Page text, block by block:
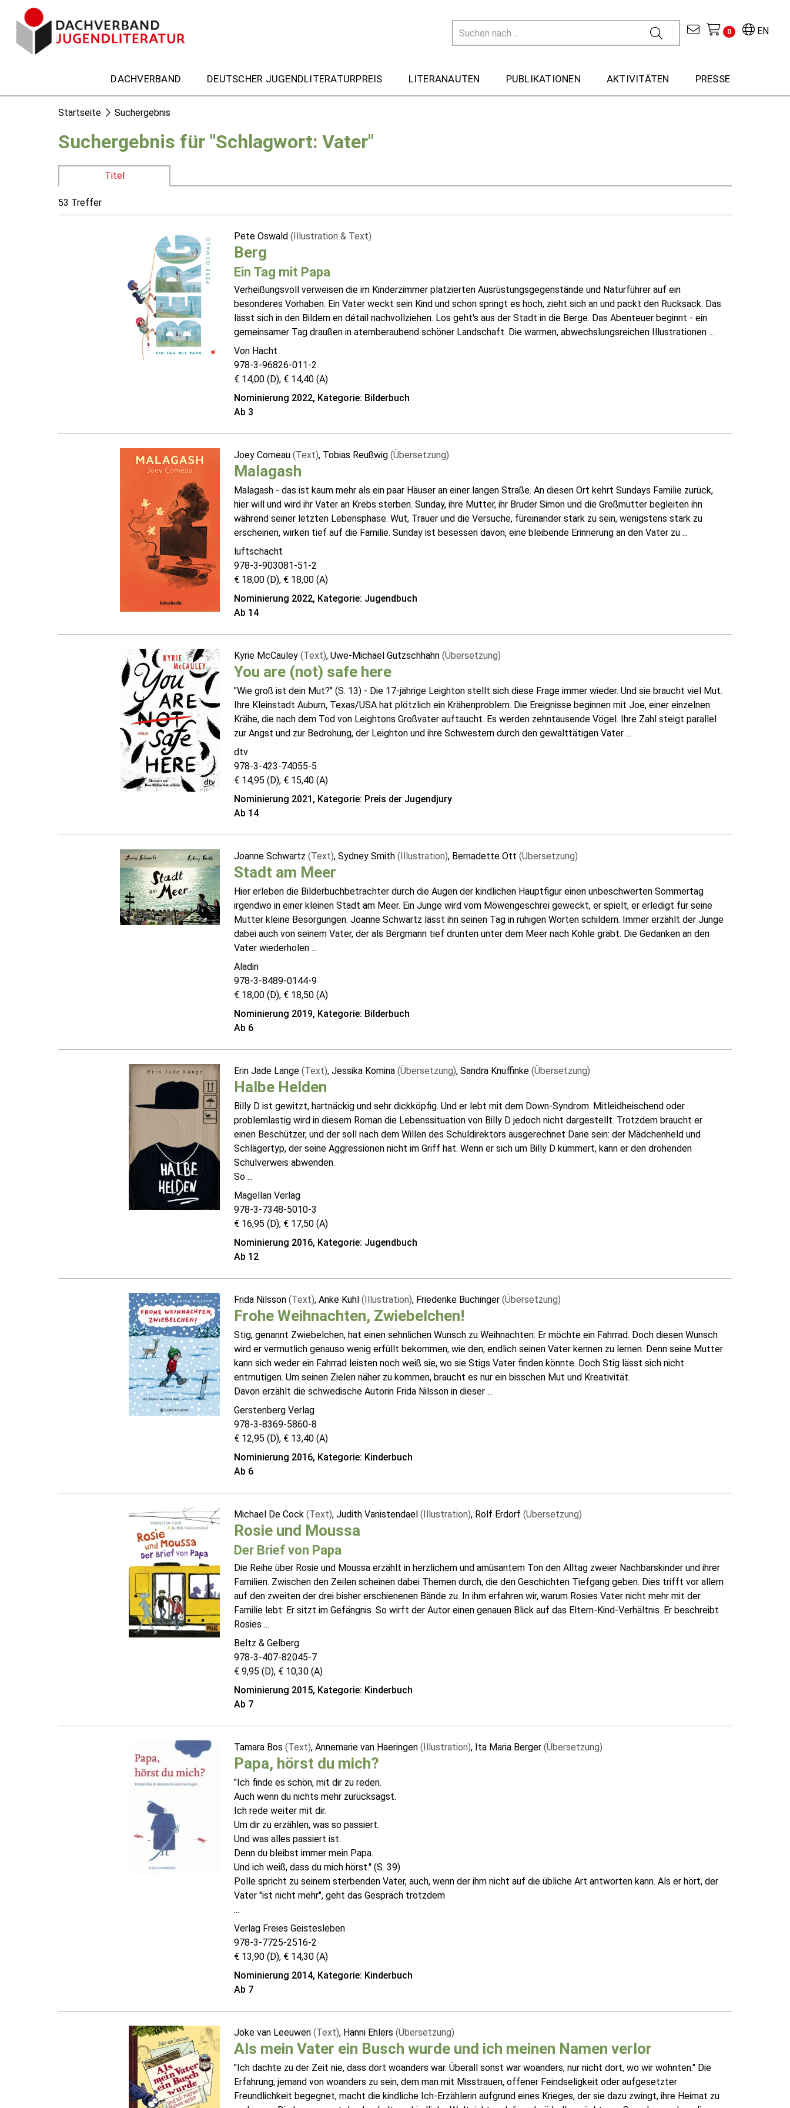
EN
0
DACHVERBAND DEUTSCHER JUGENDLITERATURPREIS LITERANAUTEN PUBLIKATIONEN AKTIVITÄTEN PRESSE
Startseite Suchergebnis
Suchergebnis für "Schlagwort: Vater"
Titel
53 Treffer
Pete Oswald (Illustration & Text)
Berg
Ein Tag mit Papa
Verheißungsvoll verweisen die im Kinderzimmer platzierten Ausrüstungsgegenstände und Naturführer auf ein
besonderes Vorhaben. Ein Vater weckt sein Kind und schon springt es hoch, zieht sich an und packt den Rucksack. Das
lässt sich in den Bildern en détail nachvollziehen. Los geht's aus der Stadt in die Berge. Das Abenteuer beginnt - ein
gemeinsamer Tag draußen in atemberaubend schöner Landschaft. Die warmen, abwechslungsreichen Illustrationen ...
Von Hacht
978-3-96826-011-2
€ 14,00 (D), € 14,40 (A)
Nominierung 2022, Kategorie: Bilderbuch
Ab 3
Joey Comeau (Text), Tobias Reußwig (Übersetzung)
Malagash
Malagash - das ist kaum mehr als ein paar Häuser an einer langen Straße. An diesen Ort kehrt Sundays Familie zurück,
hier will und wird ihr Vater an Krebs sterben. Sunday, ihre Mutter, ihr Bruder Simon und die Großmutter begleiten ihn
während seiner letzten Lebensphase. Wut, Trauer und die Versuche, füreinander stark zu sein, wenigstens stark zu
erscheinen, wirken tief auf die Familie. Sunday ist besessen davon, eine bleibende Erinnerung an den Vater zu ...
luftschacht
978-3-903081-51-2
€ 18,00 (D), € 18,00 (A)
Nominierung 2022, Kategorie: Jugendbuch
Ab 14
Kyrie McCauley (Text), Uwe-Michael Gutzschhahn (Übersetzung)
You are (not) safe here
"Wie groß ist dein Mut?" (S. 13) - Die 17-jährige Leighton stellt sich diese Frage immer wieder. Und sie braucht viel Mut.
Ihre Kleinstadt Auburn, Texas/USA hat plötzlich ein Krähenproblem. Die Ereignisse beginnen mit Joe, einer einzelnen
Krähe, die nach dem Tod von Leightons Großvater auftaucht. Es werden zehntausende Vögel. Ihre Zahl steigt parallel
zur Angst und zur Bedrohung, der Leighton und ihre Schwestern durch den gewalttätigen Vater ...
dtv
978-3-423-74055-5
€ 14,95 (D), € 15,40 (A)
Nominierung 2021, Kategorie: Preis der Jugendjury
Ab 14
Joanne Schwartz (Text), Sydney Smith (Illustration), Bernadette Ott (Übersetzung)
Stadt am Meer
Hier erleben die Bilderbuchbetrachter durch die Augen der kindlichen Hauptfigur einen unbeschwerten Sommertag
irgendwo in einer kleinen Stadt am Meer. Ein Junge wird vom Möwengeschrei geweckt, er spielt, er erledigt für seine
Mutter kleine Besorgungen. Joanne Schwartz lässt ihn seinen Tag in ruhigen Worten schildern. Immer erzählt der Junge
dabei auch von seinem Vater, der als Bergmann tief drunten unter dem Meer nach Kohle gräbt. Die Gedanken an den
Vater wiederholen ...
Aladin
978-3-8489-0144-9
€ 18,00 (D), € 18,50 (A)
Nominierung 2019, Kategorie: Bilderbuch
Ab 6
Erin Jade Lange (Text), Jessika Komina (Übersetzung), Sandra Knuffinke (Übersetzung)
Halbe Helden
Billy D ist gewitzt, hartnäckig und sehr dickköpfig. Und er lebt mit dem Down-Syndrom. Mitleidheischend oder
problemlastig wird in diesem Roman die Lebenssituation von Billy D jedoch nicht dargestellt. Trotzdem braucht er
einen Beschützer, und der soll nach dem Willen des Schuldirektors ausgerechnet Dane sein: der Mädchenheld und
Schlägertyp, der seine Aggressionen nicht im Griff hat. Wenn er sich um Billy D kümmert, kann er den drohenden
Schulverweis abwenden.
So ...
Magellan Verlag
978-3-7348-5010-3
€ 16,95 (D), € 17,50 (A)
Nominierung 2016, Kategorie: Jugendbuch
Ab 12
Frida Nilsson (Text), Anke Kuhl (Illustration), Friederike Buchinger (Übersetzung)
Frohe Weihnachten, Zwiebelchen!
Stig, genannt Zwiebelchen, hat einen sehnlichen Wunsch zu Weihnachten: Er möchte ein Fahrrad. Doch diesen Wunsch
wird er vermutlich genauso wenig erfüllt bekommen, wie den, endlich seinen Vater kennen zu lernen. Denn seine Mutter
kann sich weder ein Fahrrad leisten noch weiß sie, wo sie Stigs Vater finden könnte. Doch Stig lässt sich nicht
entmutigen. Um seinen Zielen näher zu kommen, braucht es nur ein bisschen Mut und Kreativität.
Davon erzählt die schwedische Autorin Frida Nilsson in dieser ...
Gerstenberg Verlag
978-3-8369-5860-8
€ 12,95 (D), € 13,40 (A)
Nominierung 2016, Kategorie: Kinderbuch
Ab 6
Michael De Cock (Text), Judith Vanistendael (Illustration), Rolf Erdorf (Übersetzung)
Rosie und Moussa
Der Brief von Papa
Die Reihe über Rosie und Moussa erzählt in herzlichem und amüsantem Ton den Alltag zweier Nachbarskinder und ihrer
Familien. Zwischen den Zeilen scheinen dabei Themen durch, die den Geschichten Tiefgang geben. Dies trifft vor allem
auf den zweiten der drei bisher erschienenen Bände zu. In ihm erfahren wir, warum Rosies Vater nicht mehr mit der
Familie lebt: Er sitzt im Gefängnis. So wirft der Autor einen genauen Blick auf das Eltern-Kind-Verhältnis. Er beschreibt
Rosies ...
Beltz & Gelberg
978-3-407-82045-7
€ 9,95 (D), € 10,30 (A)
Nominierung 2015, Kategorie: Kinderbuch
Ab 7
Tamara Bos (Text), Annemarie van Haeringen (Illustration), Ita Maria Berger (Übersetzung)
Papa, hörst du mich?
"Ich finde es schön, mit dir zu reden.
Auch wenn du nichts mehr zurücksagst.
Ich rede weiter mit dir.
Um dir zu erzählen, was so passiert.
Und was alles passiert ist.
Denn du bleibst immer mein Papa.
Und ich weiß, dass du mich hörst." (S. 39)
Polle spricht zu seinem sterbenden Vater, auch, wenn der ihm nicht auf die übliche Art antworten kann. Als er hört, der
Vater "ist nicht mehr", geht das Gespräch trotzdem
...
Verlag Freies Geistesleben
978-3-7725-2516-2
€ 13,90 (D), € 14,30 (A)
Nominierung 2014, Kategorie: Kinderbuch
Ab 7
Joke van Leeuwen (Text), Hanni Ehlers (Übersetzung)
Als mein Vater ein Busch wurde und ich meinen Namen verlor
"Ich dachte zu der Zeit nie, dass dort woanders war. Überall sonst war woanders, nur nicht dort, wo wir wohnten." Die
Erfahrung, jemand von woanders zu sein, dem man mit Misstrauen, offener Feindseligkeit oder aufgesetzter
Freundlichkeit begegnet, macht die kindliche Ich-Erzählerin aufgrund eines Krieges, der sie dazu zwingt, ihre Heimat zu